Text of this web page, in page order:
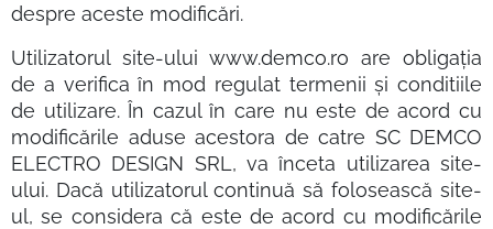
despre aceste modificări.
Utilizatorul site-ului www.demco.ro are obligația
de a verifica în mod regulat termenii și conditiile
de utilizare. În cazul în care nu este de acord cu
modificările aduse acestora de catre SC DEMCO
ELECTRO DESIGN SRL, va înceta utilizarea site-
ului. Dacă utilizatorul continuă să folosească site-
ul, se considera că este de acord cu modificările